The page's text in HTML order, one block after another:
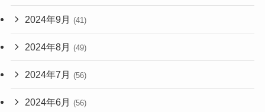
2024年9月 (41)
2024年8月 (49)
2024年7月 (56)
2024年6月 (56)